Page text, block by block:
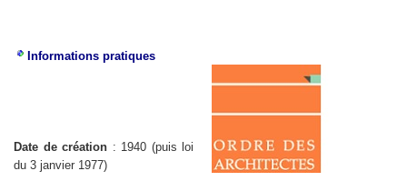
Informations pratiques
Date de création : 1940 (puis loi
du 3 janvier 1977)